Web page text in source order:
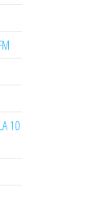
10